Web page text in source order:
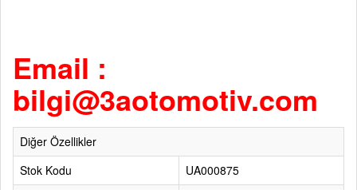
Email :
bilgi@3aotomotiv.com
Diğer Özellikler
Stok Kodu
UA000875